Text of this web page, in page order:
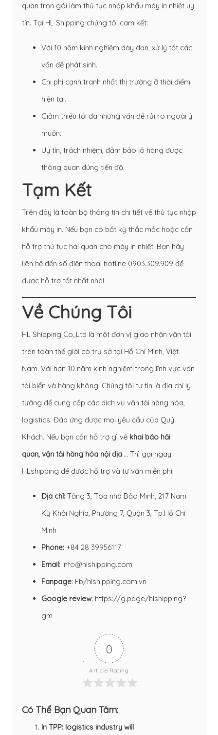
quan trọn gói làm thủ tục nhập khẩu máy in nhiệt uy
tín. Tại HL Shipping chúng tôi cam kết:
Với 10 năm kinh nghiệm dày dạn, xử lý tốt các
vấn đề phát sinh.
Chi phí cạnh tranh nhất thị trường ở thời điểm
hiện tại.
Giảm thiểu tối đa những vấn đề rủi ro ngoài ý
muốn.
Uy tín, trách nhiệm, đảm bảo lô hàng được
thông quan đúng tiến độ.
Tạm Kết
Trên đây là toàn bộ thông tin chi tiết về thủ tục nhập
khẩu máy in. Nếu bạn có bất kỳ thắc mắc hoặc cần
hỗ trợ thủ tục hải quan cho máy in nhiệt. Bạn hãy
liên hệ đến số điện thoại hotline 0903.309.909 để
được hỗ trợ tốt nhất nhé!
Về Chúng Tôi
HL Shipping Co.,Ltd là một đơn vị giao nhận vận tải
trên toàn thế giới có trụ sở tại Hồ Chí Minh, Việt
Nam. Với hơn 10 năm kinh nghiệm trong lĩnh vực vân
tải biển và hàng không. Chúng tôi tự tin là địa chỉ lý
tưởng để cung cấp các dịch vụ vận tải hàng hóa,
logistics. Đáp ứng được mọi yêu cầu của Quý
Khách. Nếu bạn cần hỗ trợ gì về khai báo hải
quan, vận tải hàng hóa nội địa…. Thì gọi ngay
HLshipping để được hỗ trợ và tư vấn miễn phí.
Địa chỉ: Tầng 3, Tòa nhà Bảo Minh, 217 Nam
Kỳ Khởi Nghĩa, Phường 7, Quận 3, Tp.Hồ Chí
Minh
Phone: +84 28 39956117
Email: info@hlshipping.com
Fanpage: Fb/hlshipping.com.vn
Google review: https://g.page/hlshipping?
gm
0
Article Rating
Có Thể Bạn Quan Tâm:
In TPP: logistics industry will